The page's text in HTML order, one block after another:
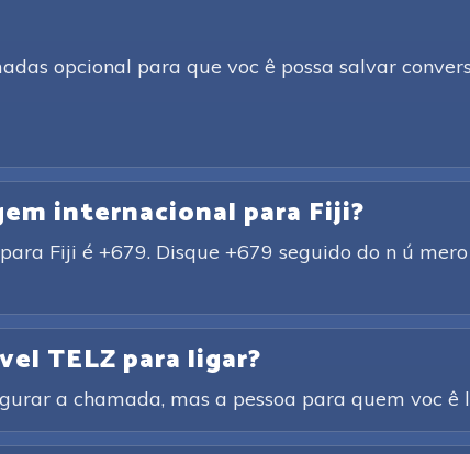
opcional para que voc ê possa salvar
internacional para Fiji?
Fiji é +679. Disque +679 seguido do n ú
TELZ para ligar?
a chamada, mas a pessoa para quem voc